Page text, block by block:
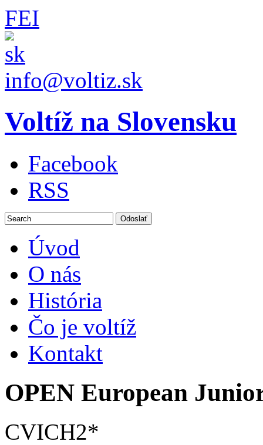
FEI
info@voltiz.sk
Voltíž na Slovensku
Facebook
RSS
Úvod
O nás
História
Čo je voltíž
Kontakt
OPEN European
CVICH2*